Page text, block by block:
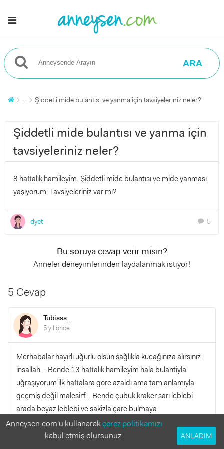
ARA
... Şiddetli mide bulantısı ve yanma için tavsiyeleriniz neler?
Şiddetli mide bulantısı ve yanma için
tavsiyeleriniz neler?
8 haftalık hamileyim. Şiddetli mide bulantısı ve mide yanması
yaşıyorum. Tavsiyeleriniz var mı?
dyet chat 5
Bu soruya cevap verir misin?
Anneler deneyimlerinden faydalanmak istiyor!
5 Cevap
Tubisss_
5 yıl önce
Merhabalar hayırlı uğurlu olsun sağlıkla kucağınıza alırsınız
insallah... Bende 13 haftalık hamileyim hala bulantiyla
uğraşıyorum ilk haftalara göre azaldı ama tam anlamıyla
geçmiş değil malesirf... Bende çubuk kraker sarı leblebi
arada beyaz leblebi ve sakizla çare bulmaya
çalışıyorum.disarda olmam gereken zamanlarda ağzıma
naneli sakız alarak geçirmeye çalışıyorum. Malesirf herkese
Anneysen.com'u kullanarakçerez politikamızı
kabul etmiş olursunuz.
ANLADIM